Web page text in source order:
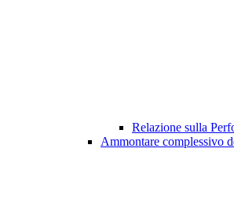
Relazione sulla
Ammontare complessivo